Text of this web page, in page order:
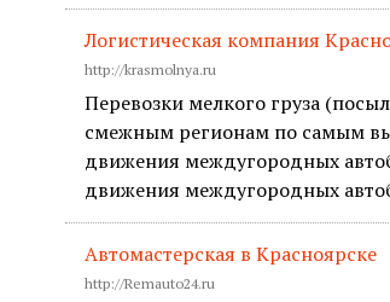
Логистическая компания
http://krasmolnya.ru
Перевозки мелкого груза
смежным регионам по самым
движения междугородных
движения междугородных
Автомастерская в Красноярске
http://Remauto24.ru